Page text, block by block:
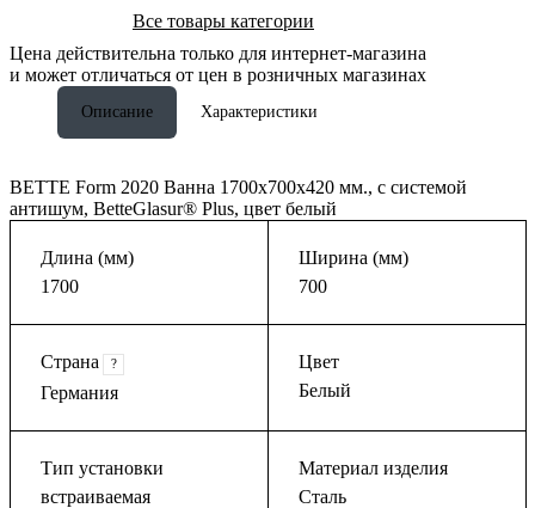
Все товары категории
Цена действительна только для интернет-магазина
и может отличаться от цен в розничных магазинах
Описание Характеристики
BETTE Form 2020 Ванна 1700х700х420 мм., с системой
антишум, BetteGlasur® Plus, цвет белый
Длина (мм)
1700
Ширина (мм)
700
Страна ?
Германия
Цвет
Белый
Тип установки
встраиваемая
Материал изделия
Сталь